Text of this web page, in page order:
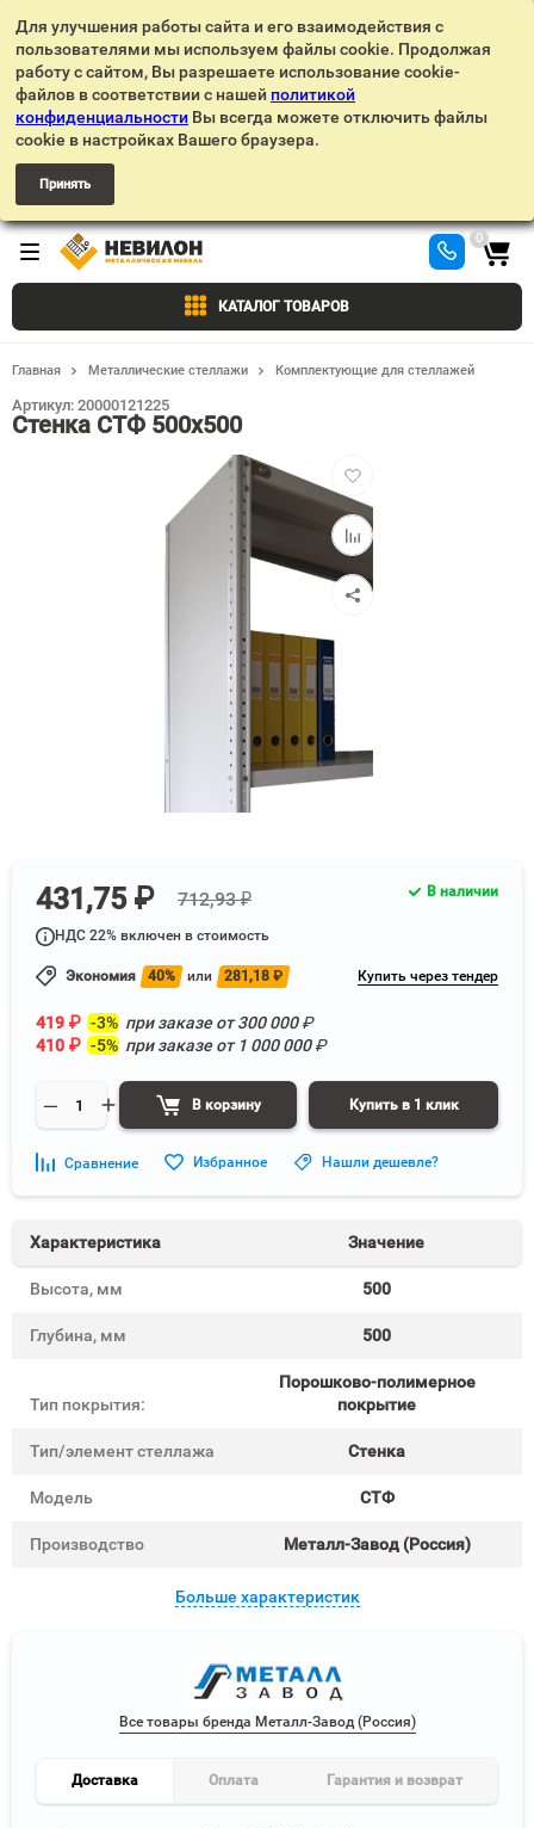
Для улучшения работы сайта и его взаимодействия с
пользователями мы используем файлы cookie. Продолжая
работу с сайтом, Вы разрешаете использование cookie-
файлов в соответствии с нашей политикой
конфиденциальности Вы всегда можете отключить файлы
cookie в настройках Вашего браузера.
Принять
КАТАЛОГ ТОВАРОВ
0
Главная Металлические стеллажи Комплектующие для стеллажей
Стенка СТФ 500х500
Артикул: 20000121225
Добавить
в
избранное
Добавить
к
сравнению
431,75 ₽ 712,93 ₽
НДС 22% включен в стоимость
Экономия 40% или 281,18 ₽ Купить через тендер
419 ₽ -3% при заказе от300 000₽
410 ₽ -5% при заказе от 1 000 000₽
В корзину Купить в 1 клик
В наличии
Сравнение Избранное Нашли дешевле?
Характеристика Значение
Высота, мм 500
Глубина, мм 500
Тип покрытия:
Порошково-полимерное
покрытие
Тип/элемент стеллажа Стенка
Модель СТФ
Производство Металл-Завод (Россия)
Больше характеристик
Все товары бренда Металл-Завод (Россия)
Доставка Оплата Гарантия и возврат